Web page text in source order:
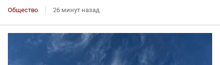
Общество 26 минут назад